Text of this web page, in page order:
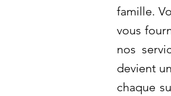
famille.
vous
nos
devient
chaque